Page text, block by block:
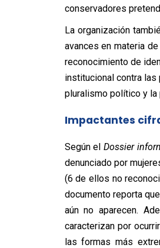
conservadores
La organización
avances en materia de
reconocimiento de
institucional contra
pluralismo político y la
Impactantes
Según el Dossier
denunciado por
(6 de ellos no
documento reporta
aún no aparecen.
caracterizan por
las formas más